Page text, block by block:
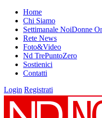
Home
Chi Siamo
Settimanale NoiDonne
Rete News
Foto&Video
Nd TrePuntoZero
Sostienici
Contatti
Login Registrati